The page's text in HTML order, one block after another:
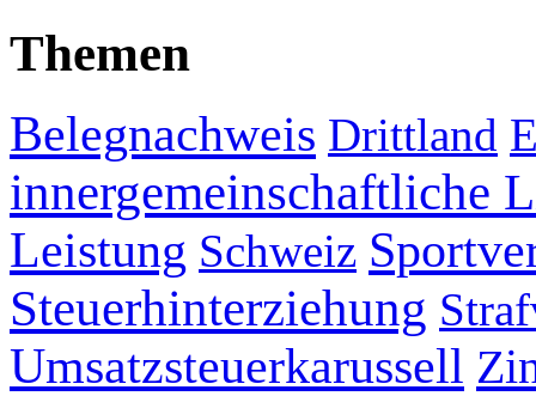
Themen
Belegnachweis Drittland
innergemeinschaftliche
Leistung Schweiz
Steuerhinterziehung
Umsatzsteuerkarussell